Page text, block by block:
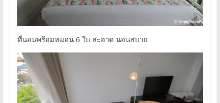
ที่นอนพร้อมหมอน 6 ใบ สะอาด นอนสบาย